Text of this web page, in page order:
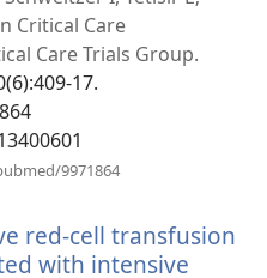
Critical Care
Care Trials Group.
17.
9971864
red-cell transfusion
with intensive